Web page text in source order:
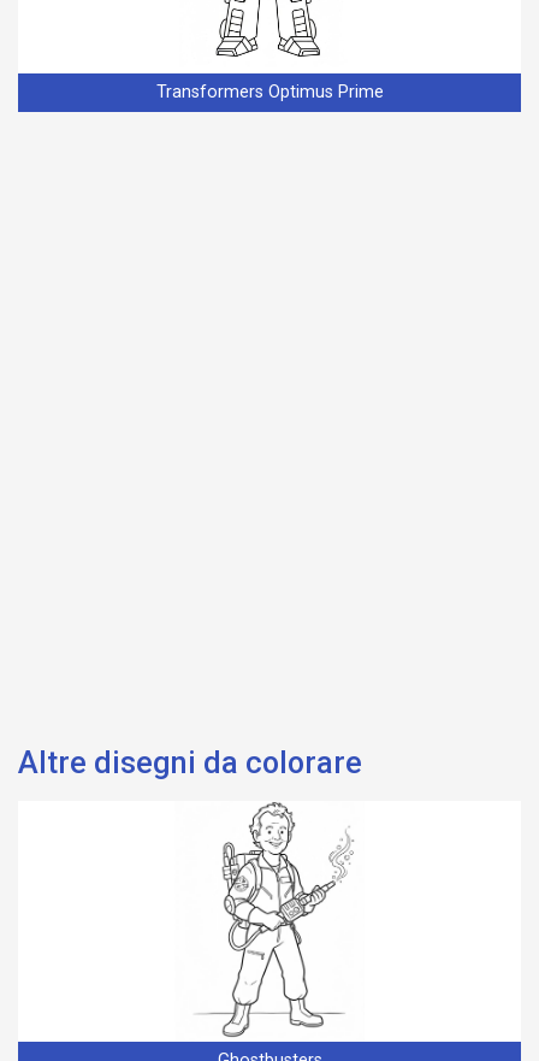
Transformers Optimus Prime
Altre disegni da colorare